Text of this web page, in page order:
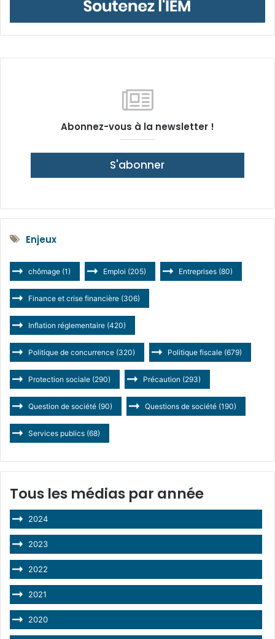
Abonnez-vous à la newsletter !
S'abonner
Enjeux
chômage (1) Emploi (205) Entreprises (80)
Finance et crise financière (306)
Inflation réglementaire (420)
Politique de concurrence (320) Politique fiscale (679)
Protection sociale (290) Précaution (293)
Question de société (90) Questions de société (190)
Services publics (68)
Tous les médias par année
2024
2023
2022
2021
2020